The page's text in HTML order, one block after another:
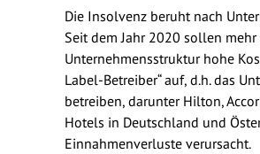
Die Insolvenz beruht nach
Seit dem Jahr 2020 sollen
Unternehmensstruktur hohe
Label-Betreiber“ auf, d.h. das
betreiben, darunter Hilton,
Hotels in Deutschland und
Einnahmenverluste verursacht.